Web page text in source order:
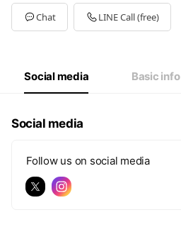
Chat LINE Call (free)
Social media Basic info
Social media
Follow us on social media